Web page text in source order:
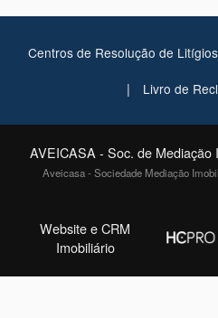
Centros de Resolução de Litígios
| Livro de
AVEICASA - Soc. de Mediação
Aveicasa - Sociedade Mediação
Website e CRM
Imobiliário